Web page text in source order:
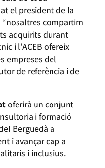
el president de la
compartim
adquirits durant
i l’ACEB ofereix
empreses del
de referència i de
oferirà un conjunt
i formació
Berguedà a
i avançar cap a
i inclusius.